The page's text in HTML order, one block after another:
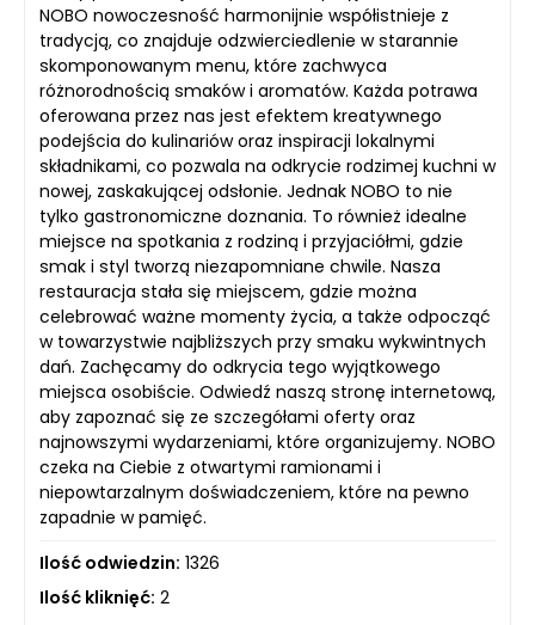
NOBO nowoczesność harmonijnie współistnieje z
tradycją, co znajduje odzwierciedlenie w starannie
skomponowanym menu, które zachwyca
różnorodnością smaków i aromatów. Każda potrawa
oferowana przez nas jest efektem kreatywnego
podejścia do kulinariów oraz inspiracji lokalnymi
składnikami, co pozwala na odkrycie rodzimej kuchni w
nowej, zaskakującej odsłonie. Jednak NOBO to nie
tylko gastronomiczne doznania. To również idealne
miejsce na spotkania z rodziną i przyjaciółmi, gdzie
smak i styl tworzą niezapomniane chwile. Nasza
restauracja stała się miejscem, gdzie można
celebrować ważne momenty życia, a także odpocząć
w towarzystwie najbliższych przy smaku wykwintnych
dań. Zachęcamy do odkrycia tego wyjątkowego
miejsca osobiście. Odwiedź naszą stronę internetową,
aby zapoznać się ze szczegółami oferty oraz
najnowszymi wydarzeniami, które organizujemy. NOBO
czeka na Ciebie z otwartymi ramionami i
niepowtarzalnym doświadczeniem, które na pewno
zapadnie w pamięć.
Ilość odwiedzin: 1326
Ilość kliknięć: 2